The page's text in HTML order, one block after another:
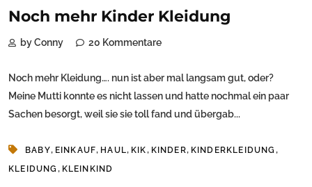
Noch mehr Kinder Kleidung
by Conny 20 Kommentare
Noch mehr Kleidung…. nun ist aber mal langsam gut, oder?
Meine Mutti konnte es nicht lassen und hatte nochmal ein paar
Sachen besorgt, weil sie sie toll fand und übergab...
BABY, EINKAUF, HAUL, KIK, KINDER, KINDERKLEIDUNG ,
KLEIDUNG , KLEINKIND